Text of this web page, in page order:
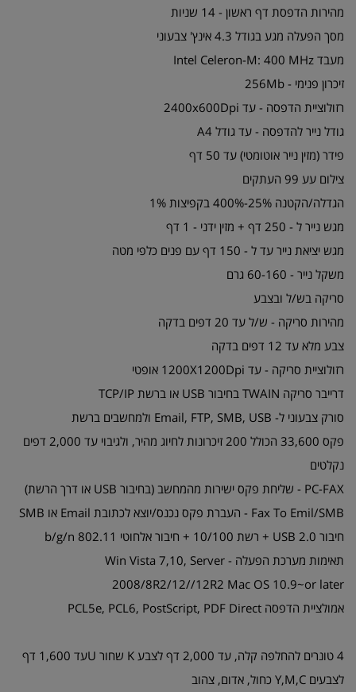
מהירות הדפסת דף ראשון - 14 שניות
מסך הפעלה מגע בגודל 4.3 אינץ' צבעוני
מעבד Intel Celeron-M: 400 MHz
זיכרון פנימי - 256Mb
רזולוציית הדפסה - עד 2400x600Dpi
גודל נייר להדפסה - עד גודל A4
פידר (מזין נייר אוטומטי) עד 50 דף
צילום עע 99 העתקים
הגדלה/הקטנה 25%-400% בקפיצות 1%
מגש נייר ל - 250 דף + מזין ידני - 1 דף
מגש יציאת נייר עד ל - 150 דף עם פנים כלפי מטה
משקל נייר - 60-160 גרם
סריקה בש/ל ובצבע
מהירות סריקה - ש/ל עד 20 דפים בדקה
צבע מלא עד 12 דפים בדקה
רזולוציית סריקה - עד 1200X1200Dpi אופטי
דרייבר סריקה TWAIN בחיבור USB או ברשת TCP/IP
סורק צבעוני ל- Email, FTP, SMB, USB ולמחשבים ברשת
פקס 33,600 הכולל 200 זיכרונות לחיוג מהיר, ולגיבוי עד 2,000 דפים
נקלטים
PC-FAX - שליחת פקס ישירות מהמחשב (בחיבור USB או דרך הרשת)
Fax To Emil/SMB - העברת פקס נכנס/יוצא לכתובת Email או SMB
חיבור USB 2.0 + רשת 10/100 + חיבור אלחוטי 802.11 b/g/n
תאימות מערכת הפעלה - Win Vista 7,10, Server
2008/8R2/12//12R2 Mac OS 10.9~or later
אמולציית הדפסה PCL5e, PCL6, PostScript, PDF Direct
4 טונרים להחלפה קלה, עד 2,000 דף לצבע K שחור Uעד 1,600 דף
לצבעים Y,M,C כחול, אדום, צהוב